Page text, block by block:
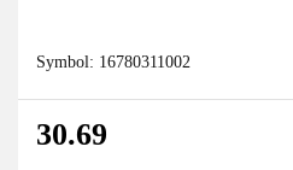
Symbol: 16780311002
30.69